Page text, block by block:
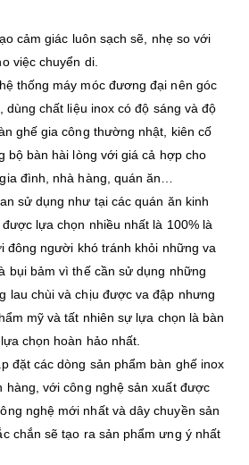
cảm giác luôn sạch sẽ, nhẹ so với
việc chuyển di.
thống máy móc đương đại nên góc
dùng chất liệu inox có độ sáng và độ
ghế gia công thường nhật, kiên cố
bộ bàn hài lòng với giá cả hợp cho
đình, nhà hàng, quán ăn…
sử dụng như tại các quán ăn kinh
lựa chọn nhiều nhất là 100% là
đông người khó tránh khỏi những va
bụi bảm vì thế cần sử dụng những
lau chùi và chịu được va đập nhưng
mỹ và tất nhiên sự lựa chọn là bàn
chọn hoàn hảo nhất.
đặt các dòng sản phẩm bàn ghế inox
hàng, với công nghệ sản xuất được
nghệ mới nhất và dây chuyền sản
chắn sẽ tạo ra sản phẩm ưng ý nhất